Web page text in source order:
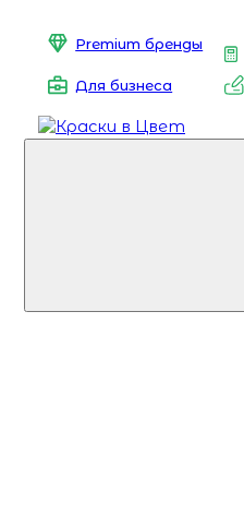
Premium бренды
Для бизнеса